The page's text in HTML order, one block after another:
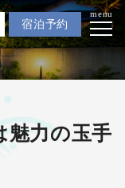
宿泊予約
menu
魅力の玉手